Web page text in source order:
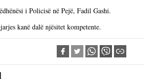
i Policisë në Pejë, Fadil Gashi.
kanë dalë njësitet kompetente.